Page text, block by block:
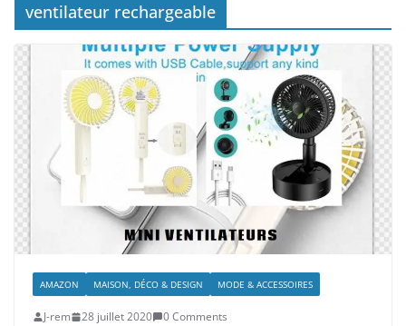
ventilateur rechargeable
AMAZON MAISON, DÉCO & DESIGN MODE & ACCESSOIRES
J-rem 28 juillet 2020
0 Comments